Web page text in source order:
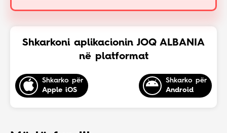
Shkarkoni aplikacionin JOQ ALBANIA
në platformat
Shkarko për
Apple iOS
Shkarko për
Android